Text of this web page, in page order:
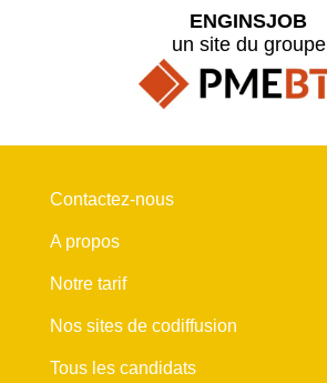
ENGINSJOB
un site du groupe
Contactez-nous
A propos
Notre tarif
Nos sites de codiffusion
Tous les candidats